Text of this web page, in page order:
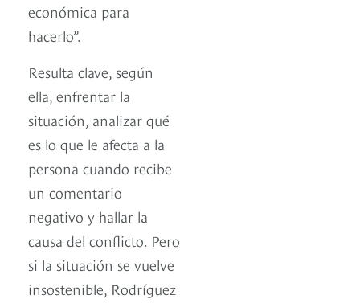
económica para
hacerlo”.
Resulta clave, según
ella, enfrentar la
situación, analizar qué
es lo que le afecta a la
persona cuando recibe
un comentario
negativo y hallar la
causa del conflicto. Pero
si la situación se vuelve
insostenible, Rodríguez